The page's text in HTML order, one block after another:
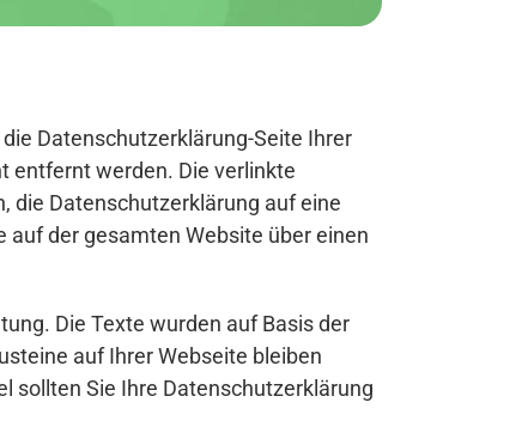
Datenschutzerklärung-Seite Ihrer
entfernt werden. Die verlinkte
die Datenschutzerklärung auf eine
der gesamten Website über einen
Die Texte wurden auf Basis der
auf Ihrer Webseite bleiben
sollten Sie Ihre Datenschutzerklärung